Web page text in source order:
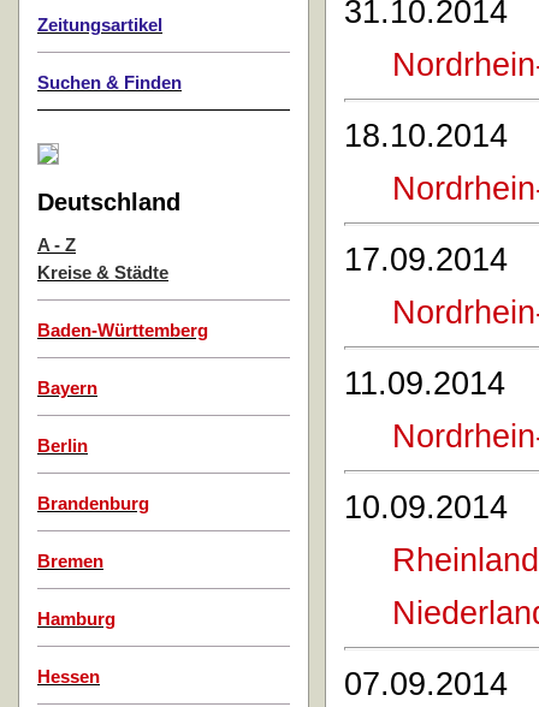
Zeitungsartikel
Suchen & Finden
Deutschland
A - Z
Kreise & Städte
Baden-Württemberg
Bayern
Berlin
Brandenburg
Bremen
Hamburg
Hessen
31.10.2014
18.10.2014
17.09.2014
11.09.2014
10.09.2014
07.09.2014